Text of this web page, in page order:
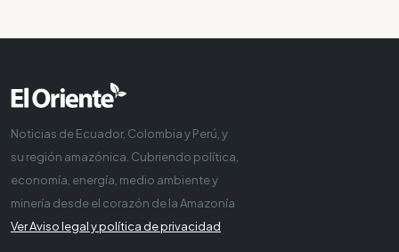
Noticias de Ecuador, Colombia y Perú, y
su región amazónica. Cubriendo política,
economía, energía, medio ambiente y
minería desde el corazón de la Amazonía
Ver Aviso legal y política de privacidad